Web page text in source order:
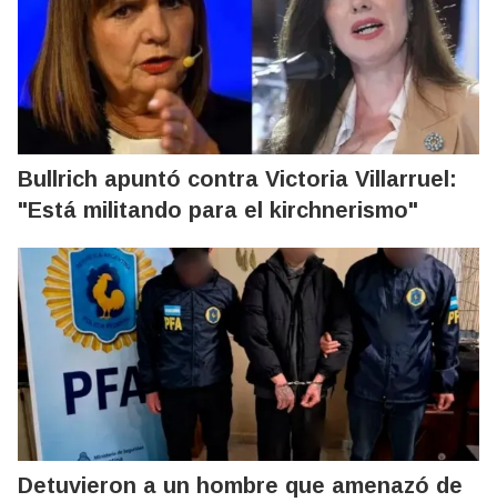
Bullrich apuntó contra Victoria Villarruel:
"Está militando para el kirchnerismo"
Detuvieron a un hombre que amenazó de